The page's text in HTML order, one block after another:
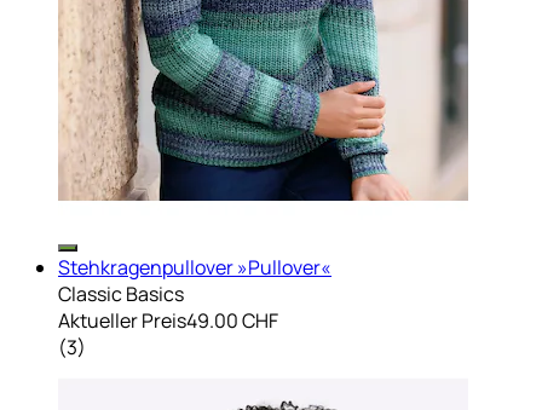
Stehkragenpullover »Pullover«
Classic Basics
Aktueller Preis49.00 CHF
(3)